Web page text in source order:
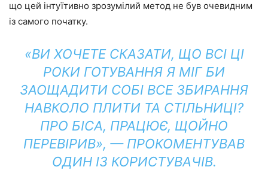
що цей інтуїтивно зрозумілий метод не був очевидним
із самого початку.
«ВИ ХОЧЕТЕ СКАЗАТИ, ЩО ВСІ ЦІ
РОКИ ГОТУВАННЯ Я МІГ БИ
ЗАОЩАДИТИ СОБІ ВСЕ ЗБИРАННЯ
НАВКОЛО ПЛИТИ ТА СТІЛЬНИЦІ?
ПРО БІСА, ПРАЦЮЄ, ЩОЙНО
ПЕРЕВІРИВ», — ПРОКОМЕНТУВАВ
ОДИН ІЗ КОРИСТУВАЧІВ.